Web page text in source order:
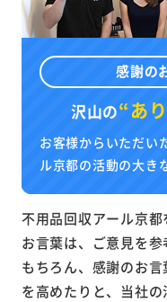
感謝の
沢山の“あ
お客様からいただい
ル京都の活動の大き
不用品回収アール京
お言葉は、ご意見を
もちろん、感謝のお
を高めたりと、当社